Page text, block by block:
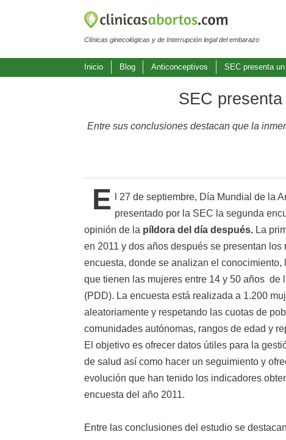
Clínicas ginecológicas y de Interrupción legal del embarazo
Inicio Blog Anticonceptivos SEC presenta
SEC
Entre sus conclusiones destacan que la
E
l 27 de septiembre, Día Mundial de la
presentado por la SEC la segunda
opinión de la píldora del día después. La
en 2011 y dos años después se presentan
encuesta, donde se analizan el conocimiento,
que tienen las mujeres entre 14 y 50 años de
(PDD). La encuesta está realizada a 1.200
aleatoriamente y respetando las cuotas de
comunidades autónomas, rangos de edad y
El objetivo es ofrecer datos útiles para la
de salud así como hacer un seguimiento y
evolución que han tenido los indicadores
encuesta del año 2011.
Entre las conclusiones del estudio se